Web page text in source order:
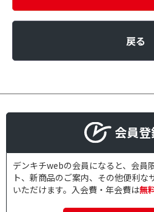
戻る
会員
デンキチwebの会員になると、会員
ト、新商品のご案内、その他便利な
いただけます。入会費・年会費は無